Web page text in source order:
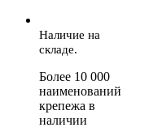
Наличие на
складе.
Более 10 000
наименований
крепежа в
наличии